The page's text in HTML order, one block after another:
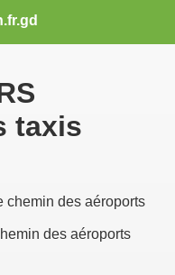
taxis
des aéroports